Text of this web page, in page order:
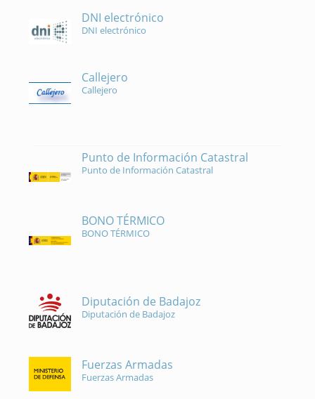
DNI electrónico
DNI electrónico
Callejero
Callejero
Punto de Información Catastral
Punto de Información Catastral
BONO TÉRMICO
BONO TÉRMICO
Diputación de Badajoz
Diputación de Badajoz
Fuerzas Armadas
Fuerzas Armadas